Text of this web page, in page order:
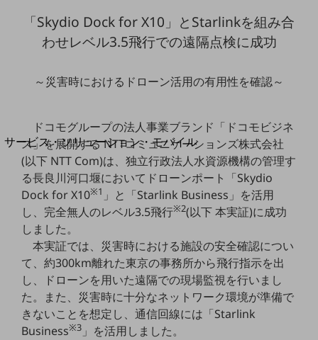
地域社会を支える皆さまと地域課題の解決や
地域経済のさらなる活性化に取り組みます
自治体・地域社会との共創
サービス・ソリューション・モバイル
サービス・ソリューションTOP
DXに関する課題を解決する
サービス・ソリューションをご紹介
カテゴリーで探す
カテゴリーで探すTOP
ネットワーク・モバイル
クラウド・データセンター
電話・映像コミュニケーション
セキュリティ
「Skydio Dock for X10」とStarlinkを組み合
わせレベル3.5飛行での遠隔点検に成功
～災害時におけるドローン活用の有用性を確認～
ドコモグループの法人事業ブランド「ドコモビジネ
ス」を展開する NTTコミュニケーションズ株式会社
(以下 NTT Com)は、独立行政法人水資源機構の管理す
る長良川河口堰においてドローンポート「Skydio
Dock for X10※1 」と「Starlink Business」を活用
し、完全無人のレベル3.5飛行※2(以下 本実証)に成功
しました。
本実証では、災害時における施設の安全確認につい
て、約300km離れた東京の事務所から飛行指示を出
し、ドローンを用いた遠隔での現場監視を行いまし
た。また、災害時に十分なネットワーク環境が準備で
きないことを想定し、通信回線には「Starlink
Business※3 」を活用しました。